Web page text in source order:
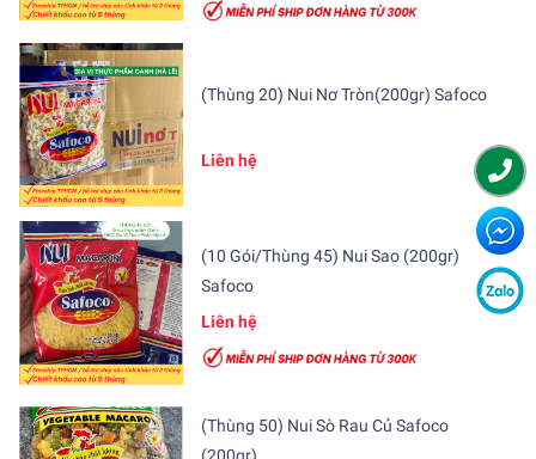
(Thùng 20) Nui Nơ Tròn(200gr) Safoco
Liên hệ
(10 Gói/Thùng 45) Nui Sao (200gr)
Safoco
Liên hệ
(Thùng 50) Nui Sò Rau Củ Safoco